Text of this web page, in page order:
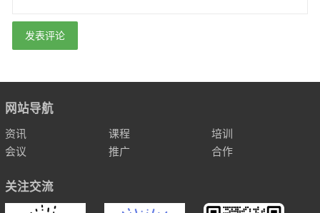
网站导航
资讯 课程
培训
会议
推广 合作
关注交流